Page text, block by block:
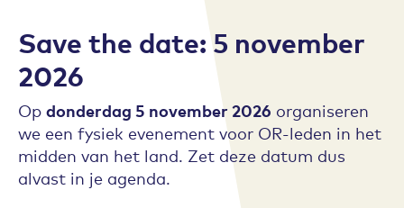
Save the date: 5 november
2026
Op donderdag 5 november 2026 organiseren
we een fysiek evenement voor OR-leden in het
midden van het land. Zet deze datum dus
alvast in je agenda.